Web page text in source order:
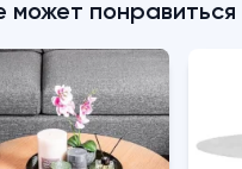
может понравиться